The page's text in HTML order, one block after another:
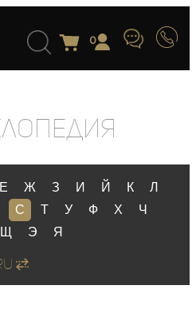
0
Е Ж З И Й К
Л
С Т У Ф Х
Ч
Щ Э Я